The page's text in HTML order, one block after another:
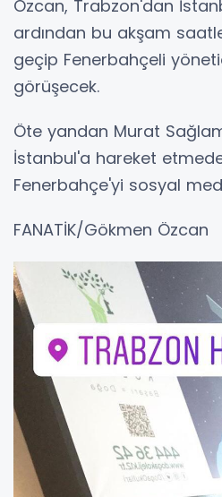
Özcan, Trabzon'dan
ardından bu akşam
geçip Fenerbahçeli
görüşecek.
Öte yandan Murat
İstanbul'a hareket
Fenerbahçe'yi sosyal
FANATİK/Gökmen Özcan